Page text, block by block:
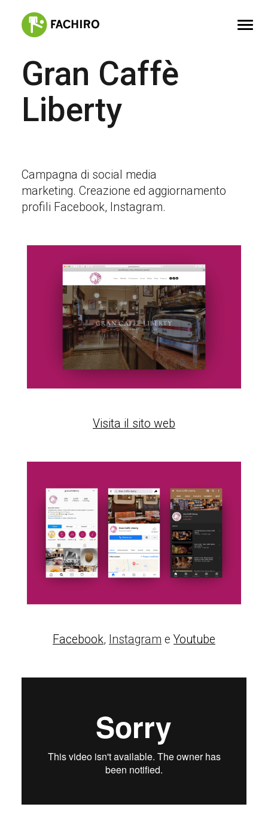
FACHIRO
SERVIZI
Gran Caffè
Liberty
Campagna di social media
marketing. Creazione ed aggiornamento
profili Facebook, Instagram.
Visita il sito web
Facebook, Instagram e Youtube